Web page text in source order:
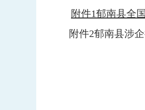
附件1郁南县全
附件2郁南县涉
郁